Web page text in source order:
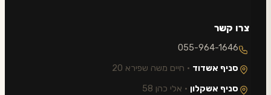
צרו קשר
055-964-1646
סניף אשדוד · חיים משה שפירא 20
סניף אשקלון · אלי כהן 58